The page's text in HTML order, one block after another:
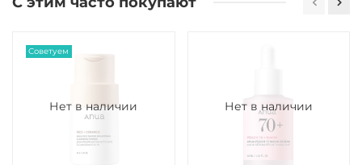
Нет в наличии
Советуем
Нет в наличии